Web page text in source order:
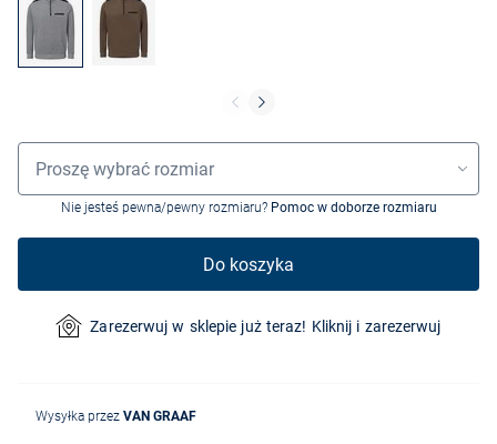
Wybór rozmiaru
Proszę wybrać rozmiar
Nie jesteś pewna/pewny rozmiaru? Pomoc w doborze rozmiaru
Do koszyka
Zarezerwuj w sklepie już teraz! Kliknij i zarezerwuj
Wysyłka przez VAN GRAAF